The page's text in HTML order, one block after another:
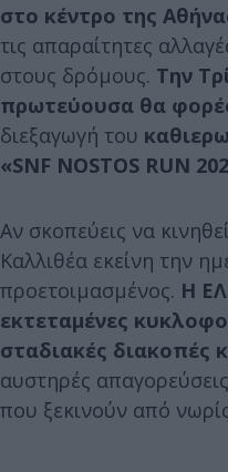
στο κέντρο της
τις απαραίτητες
στους δρόμους. Την
πρωτεύουσα θα
διεξαγωγή του
«SNF NOSTOS RUN
Αν σκοπεύεις να
Καλλιθέα εκείνη την
προετοιμασμένος. Η
εκτεταμένες
σταδιακές διακοπές
αυστηρές
που ξεκινούν από